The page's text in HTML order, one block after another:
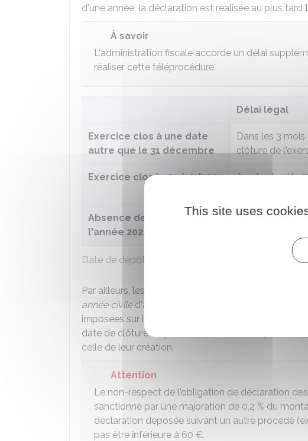
d'une année, la déclaration est réalisée au plus tard
À savoir
L'administration fiscale accorde un délai
réaliser cette téléprocédure.
Date de dépôt de la déclaration de résultat et
Délai légal
Exercice clos à une date
autre que le 31 décembre
Dans les 3 mois
clôture de
Exercice clos le 31/12/2024 Au plus tard le 2
Absence de clôture dans
l'année 2024
Au plus tard le 2
Par ailleurs, les
qui ne
année civiled'activité n'ont pas à produire de
imposées sur les résultats de la période écoulée
date de clôture du premier exercice et, au plus tard,
celle de leur création.
Attention
Le non-respect de l'obligation de déclaration
sanctionné par une majoration de 0,2 % du
déclaration déposée suivant un autre procédé
pas être inférieure à 60 €.
This site uses